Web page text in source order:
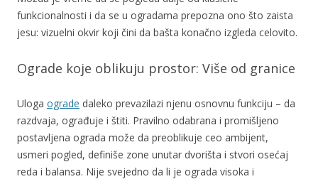
funkcionalnosti i da se u ogradama prepozna ono što zaista
jesu: vizuelni okvir koji čini da bašta konačno izgleda celovito.
Ograde koje oblikuju prostor: Više od granice
Uloga ograde daleko prevazilazi njenu osnovnu funkciju – da
razdvaja, ograđuje i štiti. Pravilno odabrana i promišljeno
postavljena ograda može da preoblikuje ceo ambijent,
usmeri pogled, definiše zone unutar dvorišta i stvori osećaj
reda i balansa. Nije svejedno da li je ograda visoka i